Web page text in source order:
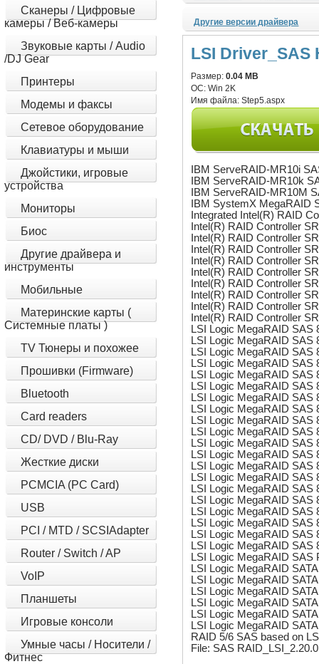
Сканеры / Цифровые
камеры / Веб-камеры
Звуковые карты / Audio
/DJ Gear
Принтеры
Модемы и факсы
Сетевое оборудование
Клавиатуры и мыши
Джойстики, игровые
устройства
Мониторы
Биос
Другие драйвера и
инструменты
Мобильные
Материнские карты (
Системные платы )
TV Тюнеры и похожее
Прошивки (Firmware)
Bluetooth
Card readers
CD/ DVD / Blu-Ray
Жесткие диски
PCMCIA (PC Card)
USB
PCI / MTD / SCSIAdapter
Router / Switch / AP
VoIP
Планшеты
Игровые консоли
Умные часы / Носители /
Фитнес
Другие версии драйвера
LSI Driver_SAS
Размер:0.04 MB
ОС:Win 2K
Имя файла:Step5.aspx
IBM ServeRAID-MR10i
IBM ServeRAID-MR10k
IBM ServeRAID-MR10M
IBM SystemX MegaRAID
Integrated Intel(R) RAID
Intel(R) RAID Controller
Intel(R) RAID Controller
Intel(R) RAID Controller
Intel(R) RAID Controller
Intel(R) RAID Controller
Intel(R) RAID Controller
Intel(R) RAID Controller
Intel(R) RAID Controller
Intel(R) RAID Controller
LSI Logic MegaRAID SAS
LSI Logic MegaRAID SAS
LSI Logic MegaRAID SAS
LSI Logic MegaRAID SAS
LSI Logic MegaRAID SAS
LSI Logic MegaRAID SAS
LSI Logic MegaRAID SAS
LSI Logic MegaRAID SAS
LSI Logic MegaRAID SAS
LSI Logic MegaRAID SAS
LSI Logic MegaRAID SAS
LSI Logic MegaRAID SAS
LSI Logic MegaRAID SAS
LSI Logic MegaRAID SAS
LSI Logic MegaRAID SAS
LSI Logic MegaRAID SAS
LSI Logic MegaRAID SAS
LSI Logic MegaRAID SAS
LSI Logic MegaRAID SAS
LSI Logic MegaRAID SAS
LSI Logic MegaRAID
LSI Logic MegaRAID
LSI Logic MegaRAID
LSI Logic MegaRAID
LSI Logic MegaRAID
LSI Logic MegaRAID
LSI Logic MegaRAID
RAID 5/6 SAS based on
File: SAS